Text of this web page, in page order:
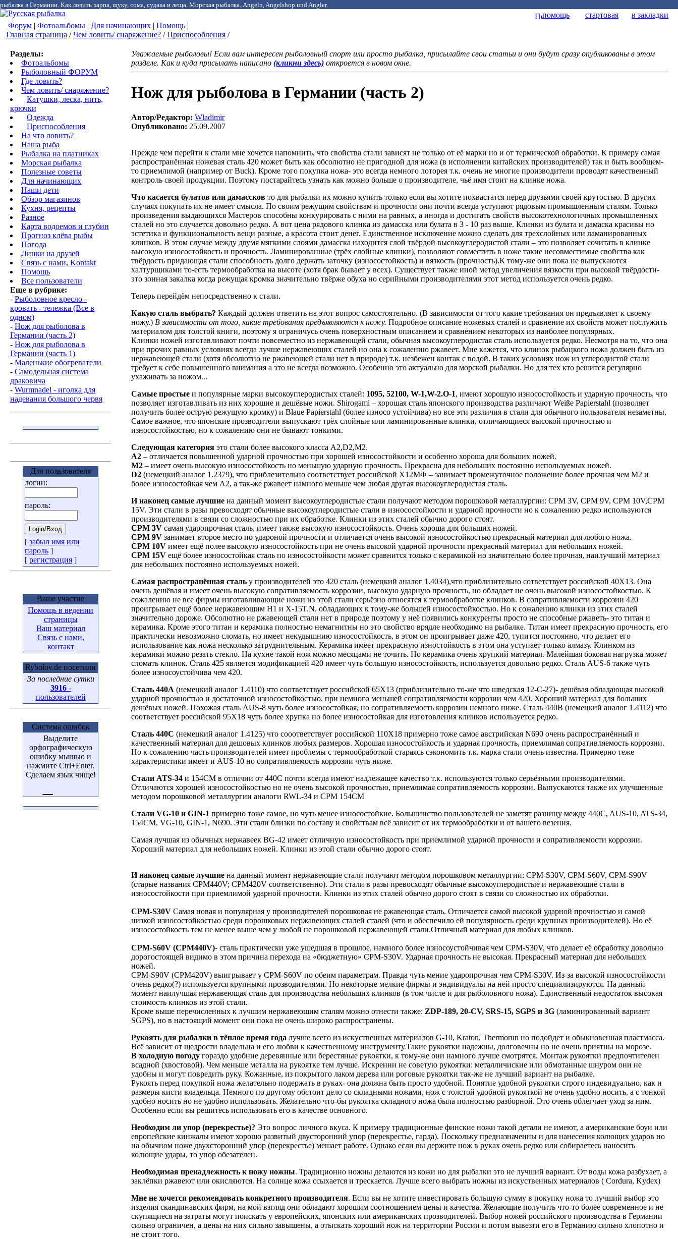
рыбалка в Германии. Как ловить карпа, щуку, сома, судака и леща. Морская рыбалка. Angeln, Angelshop und Angler.
помощь стартовая
в закладки
Форум | Фотоальбомы | Для начинающих | Помощь |
Главная страница /Чем ловить/ снаряжение? /Приспособления /
Разделы:
Фотоальбомы
Рыболовный ФОРУМ
Где ловить?
Чем ловить/ снаряжение?
Катушки, леска, нить,
крючки
Одежда
Приспособления
На что ловить?
Наша рыба
Рыбалка на платниках
Морская рыбалка
Полезные советы
Для начинающих
Наши дети
Обзор магазинов
Кухня, рецепты
Разное
Карта водоемов и глубин
Прогноз клёва рыбы
Погода
Линки на друзей
Связь с нами, Kontakt
Помощь
Все пользователи
Еще в рубрике:
- Рыболовное кресло -
кровать - тележка (Все в
одном)
- Нож для рыболова в
Германии (часть 2)
- Нож для рыболова в
Германии (часть 1)
- Маленькие обогреватели
- Самодельная система
драковича
- Wurmnadel - иголка для
надевания большого червя
Для пользователя
логин:
пароль:
[ забыл имя или
пароль ]
[ регистрация ]
Ваше участие
Помощь в ведении
страницы
Ваш материал
Связь с нами,
контакт
Rybolov.de посетили
За последние сутки
3916-
пользователей
Система ошибок
Выделите
орфографическую
ошибку мышью и
нажмите Ctrl+Enter.
Сделаем язык чище!
Уважаемые рыболовы! Если вам интересен рыболовный спорт или просто рыбалка, присылайте свои статьи и они будут сразу опубликованы в этом
разделе. Как и куда присылать написано (кликни здесь) откроется в новом окне.
Нож для рыболова в Германии (часть 2)
Автор/Редактор: Wladimir
Опубликовано: 25.09.2007
Прежде чем перейти к стали мне хочется напомнить, что свойства стали зависят не только от её марки но и от термической обработки. К примеру самая
распространённая ножевая сталь 420 может быть как обсолютно не пригодной для ножа (в исполнении китайских производителей) так и быть вообщем-
то приемлимой (например от Buck). Кроме того покупка ножа- это всегда немного лоторея т.к. очень не многие производители проводят качественный
контроль своей продукции. Поэтому постарайтесь узнать как можно больше о производителе, чьё имя стоит на клинке ножа.
Что касается булатов или дамассков то для рыбалки их можно купить только если вы хотите похвастатся перед друзьями своей крутостью. В других
случаях покупать их не имеет смысла. По своим режущим свойствам и прочности они почти всегда уступают рядовым промышленным сталям. Только
произведения выдающихся Мастеров способны конкурировать с ними на равных, а иногда и достигать свойств высокотехнологичных промышленных
сталей но это случается довольно редко. А вот цена рядового клинка из дамасска или булата в 3 - 10 раз выше. Клинки из булата и дамаска красивы но
эстетика и функциональность вещи разные, а красота стоит денег. Единственное исключение можно сделать для трехслойных или ламанированных
клинков. В этом случае между двумя мягкими слоями дамасска находится слой твёрдой высокоуглеродистой стали – это позволяет сочитать в клинке
высокую износостойкость и прочность. Ламинированные (трёх слойные клинки), позволяют совместить в ноже такие несовместимые свойства как
твёрдость придающая стали способность долго держать заточку (износостойкость) и вязкость (прочность).К тому-же они пока не выпускаются
халтурщиками то-есть термообработка на высоте (хотя брак бывает у всех). Существует также иной метод увеличения вязкости при высокой твёрдости-
это зонная закалка когда режущая кромка значительно твёрже обуха но серийными производителями этот метод используется очень редко.
Теперь перейдём непосредственно к стали.
Какую сталь выбрать? Каждый должен ответить на этот вопрос самостоятельно. (В зависимости от того какие требования он предъявляет к своему
ножу.) В зависимости от того, какие требования предъявляются к ножу. Подробное описание ножевых сталей и сравнение их свойств может послужить
материалом для толстой книги, поэтому я ограничусь очень поверхностным описанием и сравнением некоторых из наиболее популярных.
Клинки ножей изготавливают почти повсеместно из нержавеющей стали, обычная высокоуглеродистая сталь используется редко. Несмотря на то, что она
при прочих равных условиях всегда лучше нержавеющих сталей но она к сожалению ржавеет. Мне кажется, что клинок рыбацкого ножа должен быть из
нержавеющей стали (хотя обсолютно не ржавеющей стали нет в природе) т.к. незбежен контак с водой. В таких условиях нож из углеродистой стали
требует к себе повышенного внимания а это не всегда возможно. Особенно это актуально для морской рыбалки. Но для тех кто решится регулярно
ухаживать за ножом...
Самые простые и популярные марки высокоуглеродистых сталей: 1095, 52100, W-1,W-2.O-1, имеют хорошую износостойкость и ударную прочность, что
позволяет изготавливать из них хорошие и дешёвые ножи. Shirogami – хорошая сталь японского производства различают Weiße Papierstahl (позволяет
получить более острую режущую кромку) и Blaue Papierstahl (более износо устойчива) но все эти различия в стали для обычного пользователя незаметны.
Самое важное, что японские прозводители выпускают трёх слойные или ламинированные клинки, отличающиеся высокой прочностью и
износостойкостью, но к сожалению они не бывают тонкими.
Следующая категория это стали более высокого класса A2,D2,M2.
А2 – отличается повышенной ударной прочностью при хорошей износостойкости и особенно хороша для больших ножей.
М2 – имеет очень высокую износостойкость но меньшую ударную прочность. Прекрасна для небольших постоянно используемых ножей.
D2 (немецкий аналог 1.2379), что приблезительно соответствует российской Х12МФ – занимает промежуточное положение более прочная чем М2 и
более износостойкая чем А2, а так-же ржавеет намного меньше чем любая другая высокоуглеродистая сталь.
И наконец самые лучшие на данный момент высокоуглеродистые стали получают методом порошковой металлургии: CPM 3V, CPM 9V, CPM 10V,CPM
15V. Эти стали в разы превосходят обычные высокоуглеродистые стали в износостойкости и ударной прочности но к сожалению редко используются
производителями в связи со сложностью при их обработке. Клинки из этих сталей обычно дорого стоят.
CPM 3V самая ударопрочная сталь, имеет также высокую износостойкость. Очень хороша для больших ножей.
CPM 9V занимает второе место по удароной прочности и отличается очень высокой износостойкостью прекрасный материал для любого ножа.
CPM 10V имеет ещё полее высокую износостойкость при не очень высокой ударной прочности прекрасный материал для небольших ножей.
CPM 15V ещё более износостойкая сталь по износостойкости может сравнится только с керамикой но значительно более прочная, наилучший материал
для небольших постоянно используемых ножей.
Самая распространённая сталь у производителей это 420 сталь (немецкий аналог 1.4034),что приблизительно сответствует российской 40Х13. Она
очень дешёвая и имеет очень высокую сопративляемость коррозии, высокую ударную прочность, но обладает не очень высокой износостойкостью. К
сожалению не все фирмы изготавливающие ножи из этой стали серьёзно относятся к термообработке клинков. В сопративляемости коррозии 420
проигрывает ещё более нержавеющим Н1 и X-15T.N. обладающих к тому-же большей износостойкостью. Но к сожалению клинки из этих сталей
значительно дороже. Обсолютно не ржавеющей стали нет в природе поэтому у неё появились конкуренты просто не способные ржаветь- это титан и
керамика. Кроме этого титан и керамика полностью немагнитны но это свойство врядле необходимо на рыбалке. Титан имеет прекрасную прочность, его
практически невозможно сломать, но имеет некудышнию износостойкость, в этом он проигрывает даже 420, тупится постоянно, что делает его
использование как ножа несколько затруднительным. Керамика имеет прекрасную изностойкость в этом она уступает только алмазу. Клинком из
керамики можно резать стекло. На кухне такой нож можно месяцами не точить. Но керамика очень хрупкий материал. Малейшая боковая нагрузка может
сломать клинок. Сталь 425 является модификацией 420 имеет чуть большую износостойкость, используется довольно редко. Сталь AUS-6 также чуть
более износоустойчива чем 420.
Сталь 440А (немецкий аналог 1.4110) что соответствует российской 65Х13 (приблизительно то-же что шведская 12-С-27)- дешёвая обладающая высокой
ударной прочностью и достаточной износостойкостью, при немного меньшей сопративляемости коррозии чем 420. Хороший материал для больших
дешёвых ножей. Похожая сталь AUS-8 чуть более износостойкая, но сопративляемость коррозии немного ниже. Сталь 440В (немецкий аналог 1.4112) что
соответствует российской 95Х18 чуть более хрупка но более износостойкая для изготовления клинков используется редко.
Сталь 440С (немецкий аналог 1.4125) что сооответствует российской 110Х18 примерно тоже самое австрийская N690 очень распространённый и
качественный материал для дешовых клинков любых размеров. Хорошая износостойкость и ударная прочность, приемлимая сопративляемость коррозии.
Но к сожалению часть производителей имеет проблемы с термообработкой стараясь сэкономить т.к. марка стали очень известна. Примерно теже
характеристики имеет и AUS-10 но сопративляемость коррозии чуть ниже.
Стали ATS-34 и 154CM в отличии от 440С почти всегда имеют надлежащее качество т.к. используются только серьёзными производителями.
Отличаются хорошей износостойкостью но не очень высокой прочностью, приемлимая сопративляемость коррозии. Выпускаются также их улучшенные
методом порошковой металлургии аналоги RWL-34 и CPM 154CM
Стали VG-10 и GIN-1 примерно тоже самое, но чуть менее износостойкие. Большинство пользователей не заметят разницу между 440C, AUS-10, ATS-34,
154CM, VG-10, GIN-1, N690. Эти стали близки по составу и свойствам всё зависит от их термообработки и от вашего везения.
Самая лучшая из обычных нержавеек BG-42 имеет отличную износостойкость при приемлимой ударной прочности и сопративляемости коррозии.
Хороший материал для небольших ножей. Клинки из этой стали обычно дорого стоят.
И наконец самые лучшие на данный момент нержавеющие стали получают методом порошковом металлургии: CPM-S30V, CPM-S60V, CPM-S90V
(старые названия CPM440V; CPM420V соответственно). Эти стали в разы превосходят обычные высокоуглеродистые и нержавеющие стали в
износостойкости при приемлимой ударной прочности. Клинки из этих сталей обычно дорого стоят в связи со сложностью их обработки.
CPM-S30V Самая новая и популярная у производителей порошковая не ржавеющая сталь. Отличается самой высокой ударной прочностью и самой
низкой износостойкостью среди порошковых нержавеющих сталей сталей (что и обеспечило ей популярность среди крупных производителей). Но её
износостойкость тем не менее выше чем у любой не порошковой нержавеющей стали.Отличный материал для любых клинков.
CPM-S60V (CPM440V)- сталь практически уже ушедшая в прошлое, намного более износоустойчивая чем CPM-S30V, что делает её обработку довольно
дорогостоящей видимо в этом причина перехода на «бюджетную» CPM-S30V. Ударная прочность не высокая. Прекрасный материал для небольших
ножей.
CPM-S90V (CPM420V) выигрывает у CPM-S60V по обеим параметрам. Правда чуть мение ударопрочная чем CPM-S30V. Из-за высокой износостойкости
очень редко(?) используется крупными прозводителями. Но некоторые мелкие фирмы и эндивидуалы на ней просто специализируются. На данный
момент наилучшая нержавеющая сталь для производства небольших клинков (в том числе и для рыболовного ножа). Единственный недостаток высокая
стоимость клинков из этой стали.
Кроме выше перечисленных к лучшим нержавеющим сталям можно отнести также: ZDP-189, 20-CV, SRS-15, SGPS и 3G (ламинированный вариант
SGPS), но в настоящий момент они пока не очень широко распространены.
Рукоять для рыбалки в тёплое время года лучше всего из искуственных материалов G-10, Kraton, Thermorun но подойдет и обыкновенная пластмасса.
Всё зависит от щедрости владельца и его любви к качественному инструменту.Такие рукоятки надежны, долговечны но не очень приятны на морозе.
В холодную погоду гораздо удобние деревянные или берестяные рукоятки, к тому-же они намного лучше смотрятся. Монтаж рукоятки предпочтителен
всадной (хвостовой). Чем меньше металла на рукоятке тем лучше. Искренни не советую рукоятки: металличиские или обмотанные шнуром они не
удобны и могут повредить руку. Кожанные, из покрытого лаком дерева или роговые рукоятки так-же не лучший вариант на рыбалке.
Рукоять перед покупкой ножа желательно подержать в руках- она должна быть просто удобной. Понятие удобной рукоятки строго индевидуально, как и
размеры кисти владельца. Немного по другому обстоит дело со складными ножами, нож с толстой удобной рукояткой не очень удобно носить, а с тонкой
удобно носить но не удобно использовать. Желательно что-бы рукоятка складного ножа была полностью разборной. Это очень облегчает уход за ним.
Особенно если вы решитесь использовать его в качестве основного.
Необходим ли упор (перекрестье)? Это вопрос личного вкуса. К примеру традиционные финские ножи такой детали не имеют, а американские боуи или
европейские кинжалы имеют хорошо развитый двусторонний упор (перекрестье, гарда). Поскольку предназначенны и для нанесения колющих ударов но
на обычном ноже двухсторонний упор (перекрестье) мешает работе. Однако если вы держите нож в руках очень редко или собираетесь наносить
колющие удары, то упор обезателен.
Необходимая пренадлежность к ножу ножны. Традиционно ножны делаются из кожи но для рыбалки это не лучший вариант. От воды кожа разбухает, а
заклёпки ржавеют или окисляются. На солнце кожа ссыхается и трескается. Лучше всего выбрать ножны из искуственных материалов ( Cordura, Kydex)
Мне не хочется рекомендовать конкретного производителя. Если вы не хотите инвестировать большую сумму в покупку ножа то лучший выбор это
изделия скандинавских фирм, на мой взгляд они обладают хорошим соотношением цены и качества. Желающие получить что-то более современное и не
скупящиеся на затраты могут поискать у европейских, японских или американских прозводителей. Выбор ножей российского производства в Германии
сильно ограничен, а цены на них сильно завышены, а отыскать хороший нож на территории России и потом вывезти его в Германию сильно хлопотно и
не стоит того.